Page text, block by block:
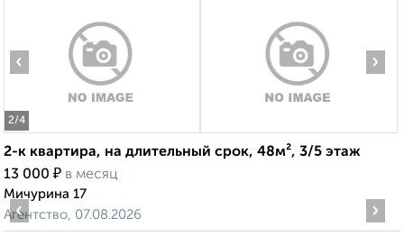
2/4
‹ ›
2-к квартира, на длительный срок, 48м², 3/5 этаж
13 000 ₽ в месяц
Мичурина 17
Агентство, 07.08.2026
‹ ›